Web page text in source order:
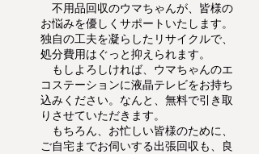
不用品回収のウマちゃんが、皆様の
お悩みを優しくサポートいたします。
独自の工夫を凝らしたリサイクルで、
処分費用はぐっと抑えられます。
もしよろしければ、ウマちゃんのエ
コステーションに液晶テレビをお持ち
込みください。なんと、無料で引き取
りさせていただきます。
もちろん、お忙しい皆様のために、
ご自宅までお伺いする出張回収も、良